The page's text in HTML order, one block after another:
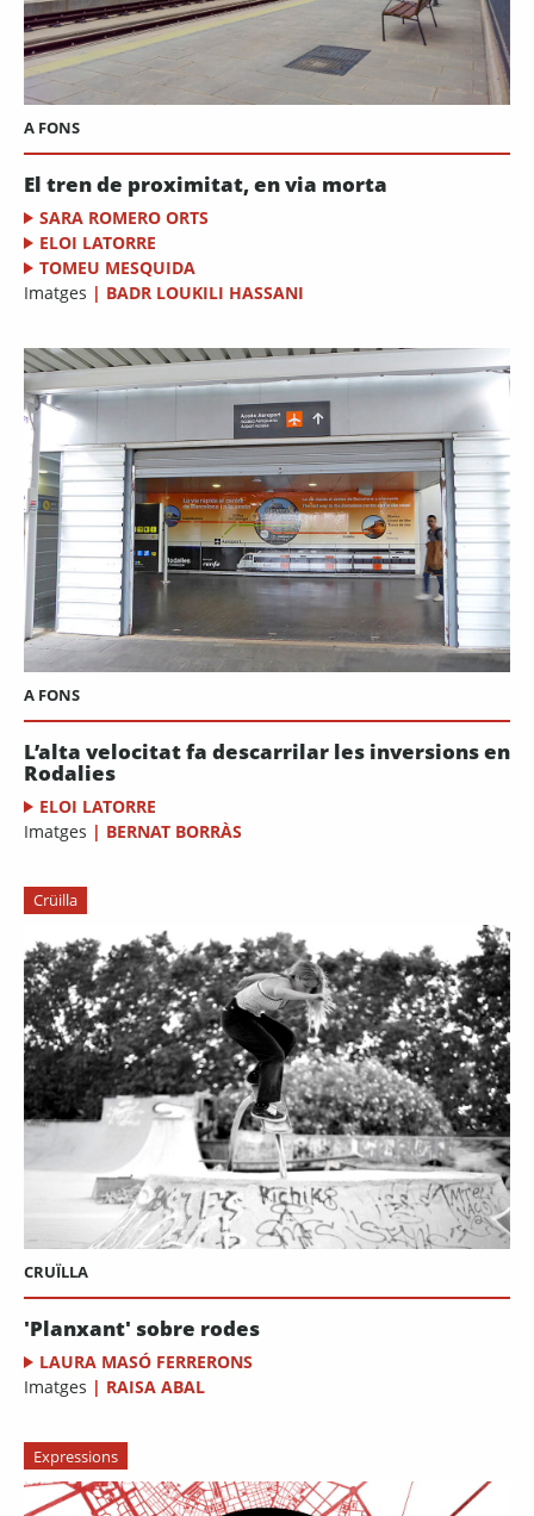
A FONS
El tren de proximitat, en via morta
SARA ROMERO ORTS
ELOI LATORRE
TOMEU MESQUIDA
Imatges | BADR LOUKILI HASSANI
A FONS
L’alta velocitat fa descarrilar les inversions en
Rodalies
ELOI LATORRE
Imatges | BERNAT BORRÀS
Crüilla
CRUÏLLA
'Planxant' sobre rodes
LAURA MASÓ FERRERONS
Imatges | RAISA ABAL
Expressions